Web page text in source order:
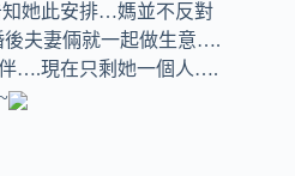
她此安排…媽並不反對
夫妻倆就一起做生意….
….現在只剩她一個人….